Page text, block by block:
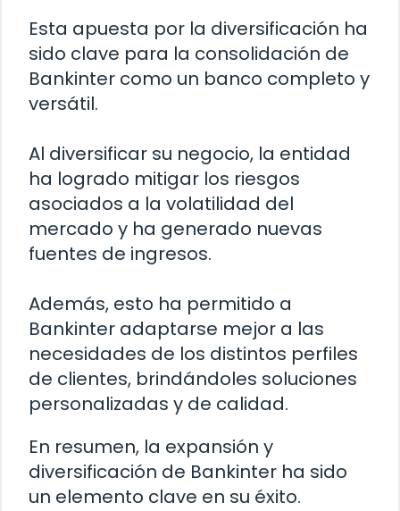
Esta apuesta por la diversificación ha
sido clave para la consolidación de
Bankinter como un banco completo y
versátil.
Al diversificar su negocio, la entidad
ha logrado mitigar los riesgos
asociados a la volatilidad del
mercado y ha generado nuevas
fuentes de ingresos.
Además, esto ha permitido a
Bankinter adaptarse mejor a las
necesidades de los distintos perfiles
de clientes, brindándoles soluciones
personalizadas y de calidad.
En resumen, la expansión y
diversificación de Bankinter ha sido
un elemento clave en su éxito.